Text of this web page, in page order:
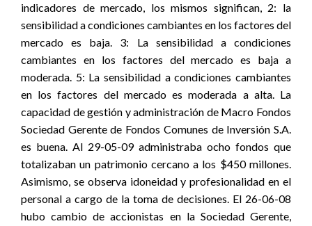
indicadores de mercado, los mismos significan, 2: la
sensibilidad a condiciones cambiantes en los factores del
mercado es baja. 3: La sensibilidad a condiciones
cambiantes en los factores del mercado es baja a
moderada. 5: La sensibilidad a condiciones cambiantes
en los factores del mercado es moderada a alta. La
capacidad de gestión y administración de Macro Fondos
Sociedad Gerente de Fondos Comunes de Inversión S.A.
es buena. Al 29-05-09 administraba ocho fondos que
totalizaban un patrimonio cercano a los $450 millones.
Asimismo, se observa idoneidad y profesionalidad en el
personal a cargo de la toma de decisiones. El 26-06-08
hubo cambio de accionistas en la Sociedad Gerente,